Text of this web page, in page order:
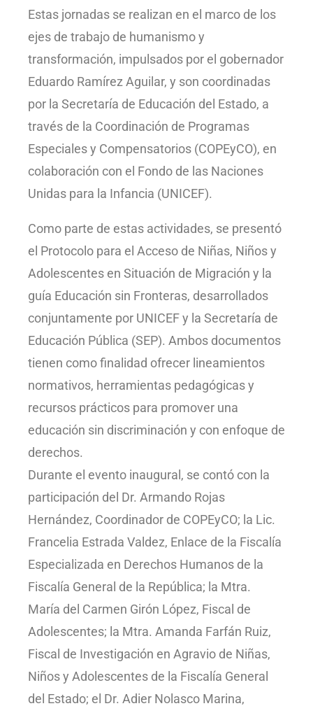
Estas jornadas se realizan en el marco de los
ejes de trabajo de humanismo y
transformación, impulsados por el gobernador
Eduardo Ramírez Aguilar, y son coordinadas
por la Secretaría de Educación del Estado, a
través de la Coordinación de Programas
Especiales y Compensatorios (COPEyCO), en
colaboración con el Fondo de las Naciones
Unidas para la Infancia (UNICEF).
Como parte de estas actividades, se presentó
el Protocolo para el Acceso de Niñas, Niños y
Adolescentes en Situación de Migración y la
guía Educación sin Fronteras, desarrollados
conjuntamente por UNICEF y la Secretaría de
Educación Pública (SEP). Ambos documentos
tienen como finalidad ofrecer lineamientos
normativos, herramientas pedagógicas y
recursos prácticos para promover una
educación sin discriminación y con enfoque de
derechos.
Durante el evento inaugural, se contó con la
participación del Dr. Armando Rojas
Hernández, Coordinador de COPEyCO; la Lic.
Francelia Estrada Valdez, Enlace de la Fiscalía
Especializada en Derechos Humanos de la
Fiscalía General de la República; la Mtra.
María del Carmen Girón López, Fiscal de
Adolescentes; la Mtra. Amanda Farfán Ruiz,
Fiscal de Investigación en Agravio de Niñas,
Niños y Adolescentes de la Fiscalía General
del Estado; el Dr. Adier Nolasco Marina,